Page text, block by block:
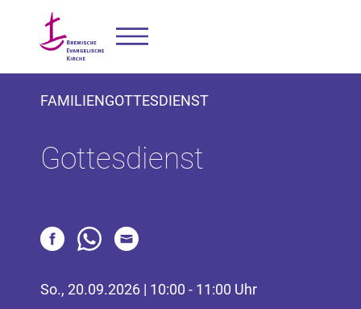
FAMILIENGOTTESDIENST
Gottesdienst
So., 20.09.2026 | 10:00 - 11:00 Uhr